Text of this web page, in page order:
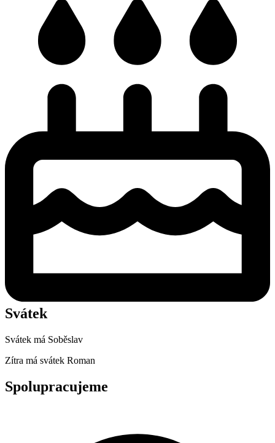
Svátek
Svátek má Soběslav
Zítra má svátek Roman
Spolupracujeme